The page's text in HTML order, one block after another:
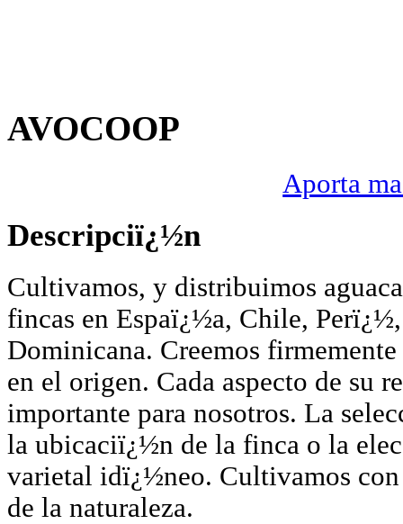
AVOCOOP
Aporta
Descripciï¿½n
Cultivamos, y distribuimos
fincas en Espaï¿½a, Chile,
Dominicana. Creemos
en el origen. Cada aspecto de su
importante para nosotros. La
la ubicaciï¿½n de la finca o la
varietal idï¿½neo. Cultivamos
de la naturaleza.